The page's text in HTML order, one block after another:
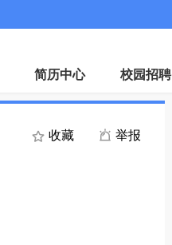
简历中心 校园招聘
收藏 举报